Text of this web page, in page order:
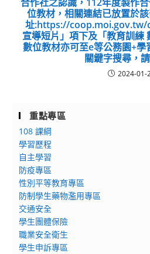
位教材，相關連結已放置於
址:https://coop.moi.gov.tw/
宣導短片」項下及「教育訓練
數位教材亦可至e等公務園+學
關鍵字搜尋，
2024-01-
重點專區
108 課綱
學習歷程
自主學習
防疫專區
性別平等教育專區
防制學生藥物濫用專區
交通安全
學生團體保險
職業安全衛生
學生申訴專區